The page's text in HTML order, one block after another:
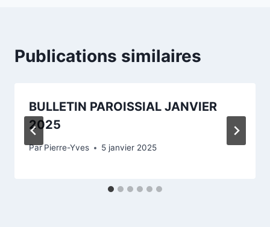
Publications similaires
BULLETIN PAROISSIAL JANVIER
2025
Par Pierre-Yves 5 janvier 2025